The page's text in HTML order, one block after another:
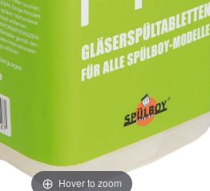
Hover to zoom